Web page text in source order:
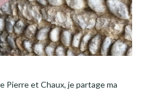
Pierre et Chaux, je partage ma